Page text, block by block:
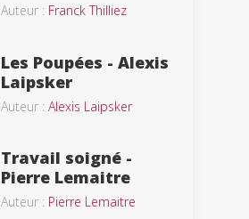
Auteur : Franck Thilliez
Les Poupées - Alexis
Laipsker
Auteur : Alexis Laipsker
Travail soigné -
Pierre Lemaitre
Auteur : Pierre Lemaitre